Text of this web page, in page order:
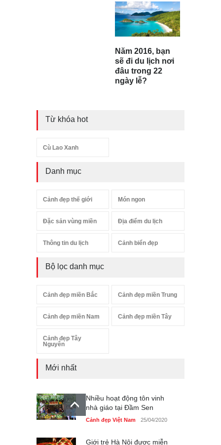
Năm 2016, bạn
sẽ đi du lịch nơi
đâu trong 22
ngày lễ?
Từ khóa hot
Cù Lao Xanh
Danh mục
Cảnh đẹp thế giới Món ngon
Đặc sản vùng miền Địa điểm du lịch
Thông tin du lịch Cảnh biển đẹp
Bộ lọc danh mục
Cảnh đẹp miền Bắc Cảnh đẹp miền Trung
Cảnh đẹp miền Nam Cảnh đẹp miền Tây
Cảnh đẹp Tây
Nguyên
Mới nhất
Nhiều hoạt động tôn vinh
nhà giáo tại Đầm Sen
Cảnh đẹp Việt Nam 25/04/2020
Giới trẻ Hà Nội được miễn